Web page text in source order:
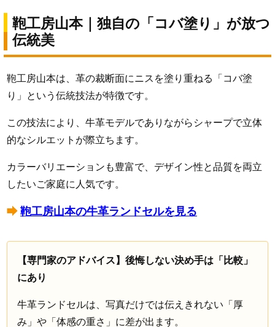
鞄工房山本｜独自の「コバ塗り」が放つ
伝統美
鞄工房山本は、革の裁断面にニスを塗り重ねる「コバ塗
り」という伝統技法が特徴です。
この技法により、牛革モデルでありながらシャープで立体
的なシルエットが際立ちます。
カラーバリエーションも豊富で、デザイン性と品質を両立
したいご家庭に人気です。
鞄工房山本の牛革ランドセルを見る
【専門家のアドバイス】後悔しない決め手は「比較」
にあり
牛革ランドセルは、写真だけでは伝えきれない「厚
み」や「体感の重さ」に差が出ます。